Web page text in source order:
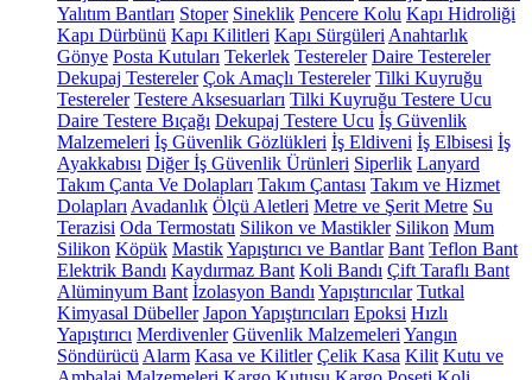
Yalıtım Bantları Stoper Sineklik Pencere Kolu Kapı Hidroliği
Kapı Dürbünü Kapı Kilitleri Kapı Sürgüleri Anahtarlık
Gönye Posta Kutuları Tekerlek Testereler Daire Testereler
Dekupaj Testereler Çok Amaçlı Testereler Tilki Kuyruğu
Testereler Testere Aksesuarları Tilki Kuyruğu Testere Ucu
Daire Testere Bıçağı Dekupaj Testere Ucu İş Güvenlik
Malzemeleri İş Güvenlik Gözlükleri İş Eldiveni İş Elbisesi İş
Ayakkabısı Diğer İş Güvenlik Ürünleri Siperlik Lanyard
Takım Çanta Ve Dolapları Takım Çantası Takım ve Hizmet
Dolapları Avadanlık Ölçü Aletleri Metre ve Şerit Metre Su
Terazisi Oda Termostatı Silikon ve Mastikler Silikon Mum
Silikon Köpük MastikYapıştırıcı ve Bantlar Bant Teflon Bant
Elektrik Bandı Kaydırmaz Bant Koli Bandı Çift Taraflı Bant
Alüminyum Bant İzolasyon Bandı Yapıştırıcılar Tutkal
Kimyasal Dübeller Japon Yapıştırıcıları Epoksi Hızlı
Yapıştırıcı Merdivenler Güvenlik Malzemeleri Yangın
Söndürücü Alarm Kasa ve Kilitler Çelik Kasa Kilit Kutu ve